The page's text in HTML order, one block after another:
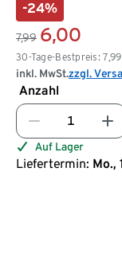
-24%
7,99 6,00
30-Tage-Bestpreis: 7,99
inkl. MwSt.zzgl.
Anzahl
Auf Lager
Liefertermin: Mo.,